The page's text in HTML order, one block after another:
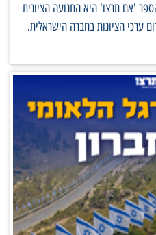
'אם תרצו' היא התנועה הציונית
ערכי הציונות בחברה הישראלית.